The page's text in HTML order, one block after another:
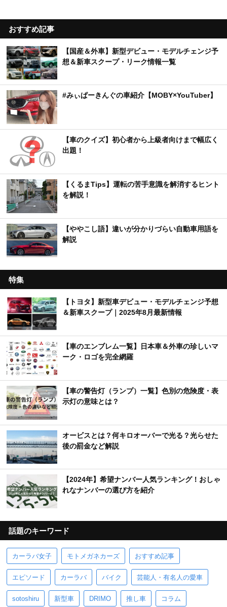
おすすめ記事
【国産＆外車】新型デビュー・モデルチェンジ予
想＆新車スクープ・リーク情報一覧
#みぃぱーきんぐの車紹介【MOBY×YouTuber】
【車のクイズ】初心者から上級者向けまで幅広く
出題！
【くるまTips】運転の苦手意識を解消するヒント
を解説！
【ややこし語】違いが分かりづらい自動車用語を
解説
特集
【トヨタ】新型車デビュー・モデルチェンジ予想
＆新車スクープ｜2025年8月最新情報
【車のエンブレム一覧】日本車＆外車の珍しいマ
ーク・ロゴを完全網羅
【車の警告灯（ランプ）一覧】色別の危険度・表
示灯の意味とは？
オービスとは？何キロオーバーで光る？光らせた
後の罰金など解説
【2024年】希望ナンバー人気ランキング！おしゃ
れなナンバーの選び方を紹介
話題のキーワード
カーラバ女子 モトメガネカーズ おすすめ記事
エピソード カーラバ バイク 芸能人・有名人の愛車
sotoshiru 新型車 DRIMO 推し車 コラム